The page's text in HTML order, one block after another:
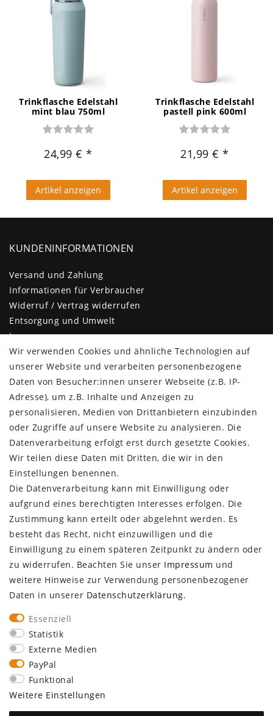
Trinkflasche Edelstahl
mint blau 750ml
24,99 €
Artikel anzeigen
Trinkflasche Edelstahl
pastell pink 600ml
21,99 €
Artikel anzeigen
KUNDENINFORMATIONEN
Versand und Zahlung
Informationen für Verbraucher
Widerruf / Vertrag widerrufen
Entsorgung und Umwelt
Impressum
Daten­schutz­erklärung
AGB
Barrierefreiheitserklärung
Kontakt
KUNDENBEREICH
Login
Registrieren
KUNDENSERVICE
Infocenter
Newsletter
Kontakt
Großkundenzugang
Vertrag widerrufen
SEBSON
Walter-Behrendt-Str. 10
Wir verwenden Cookies und ähnliche Technologien auf
unserer Website und verarbeiten personenbezogene
Daten von Besucher:innen unserer Webseite (z.B. IP-
Adresse), um z.B. Inhalte und Anzeigen zu
personalisieren, Medien von Drittanbietern einzubinden
oder Zugriffe auf unsere Website zu analysieren. Die
Datenverarbeitung erfolgt erst durch gesetzte Cookies.
Wir teilen diese Daten mit Dritten, die wir in den
Einstellungen benennen.
Die Datenverarbeitung kann mit Einwilligung oder
aufgrund eines berechtigten Interesses erfolgen. Die
Zustimmung kann erteilt oder abgelehnt werden. Es
besteht das Recht, nicht einzuwilligen und die
Einwilligung zu einem späteren Zeitpunkt zu ändern oder
zu widerrufen. Beachten Sie unser Impressum und
weitere Hinweise zur Verwendung personenbezogener
Daten in unserer Daten­schutz­erklärung.
Essenziell
Statistik
Externe Medien
PayPal
Funktional
Weitere Einstellungen